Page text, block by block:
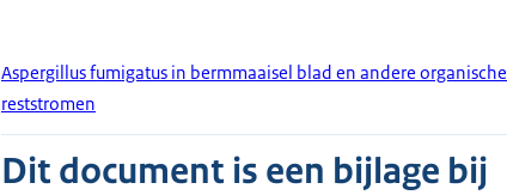
Aspergillus fumigatus in bermmaaisel blad en andere organische
reststromen
Dit document is een bijlage bij